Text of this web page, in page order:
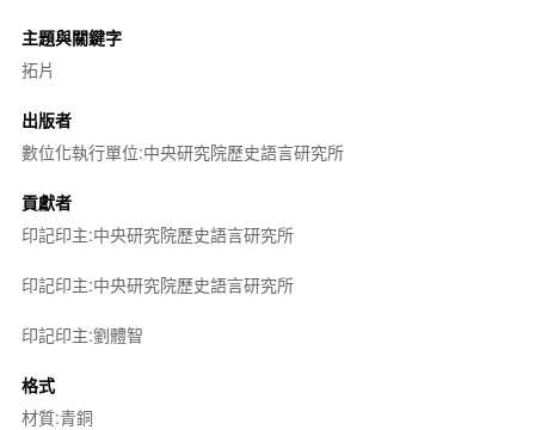
主題與關鍵字
拓片
出版者
數位化執行單位:中央研究院歷史語言研究所
貢獻者
印記印主:中央研究院歷史語言研究所
印記印主:中央研究院歷史語言研究所
印記印主:劉體智
格式
材質:青銅